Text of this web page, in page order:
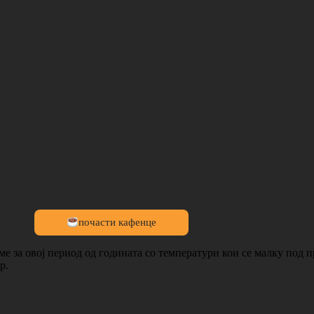
почасти кафенце
овој период од годината со температури кои се малку под